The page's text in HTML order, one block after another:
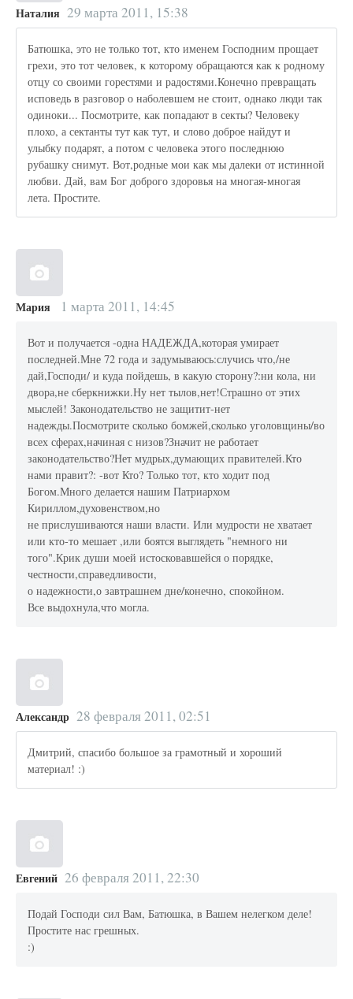
Наталия 29 марта 2011, 15:38
Батюшка, это не только тот, кто именем Господним прощает
грехи, это тот человек, к которому обращаются как к родному
отцу со своими горестями и радостями.Конечно превращать
исповедь в разговор о наболевшем не стоит, однако люди так
одиноки... Посмотрите, как попадают в секты? Человеку
плохо, а сектанты тут как тут, и слово доброе найдут и
улыбку подарят, а потом с человека этого последнюю
рубашку снимут. Вот,родные мои как мы далеки от истинной
любви. Дай, вам Бог доброго здоровья на многая-многая
лета. Простите.
Мария 1 марта 2011, 14:45
Вот и получается -одна НАДЕЖДА,которая умирает
последней.Мне 72 года и задумываюсь:случись что,/не
дай,Господи/ и куда пойдешь, в какую сторону?:ни кола, ни
двора,не сберкнижки.Ну нет тылов,нет!Страшно от этих
мыслей! Законодательство не защитит-нет
надежды.Посмотрите сколько бомжей,сколько уголовщины/во
всех сферах,начиная с низов?Значит не работает
законодательство?Нет мудрых,думающих правителей.Кто
нами правит?: -вот Кто? Только тот, кто ходит под
Богом.Много делается нашим Патриархом
Кириллом,духовенством,но
не прислушиваются наши власти. Или мудрости не хватает
или кто-то мешает ,или боятся выглядеть "немного ни
того".Крик души моей истосковавшейся о порядке,
честности,справедливости,
о надежности,о завтрашнем дне/конечно, спокойном.
Все выдохнула,что могла.
Александр 28 февраля 2011, 02:51
Дмитрий, спасибо большое за грамотный и хороший
материал! :)
Евгений 26 февраля 2011, 22:30
Подай Господи сил Вам, Батюшка, в Вашем нелегком деле!
Простите нас грешных.
:)